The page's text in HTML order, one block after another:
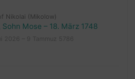
Nikolai (Mikolow)
Sohn Mose – 18. März 1748